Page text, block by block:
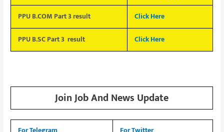
PPU B.COM Part 3 result Click Here
PPU B.SC Part 3 result Click Here
Join Job And News Update